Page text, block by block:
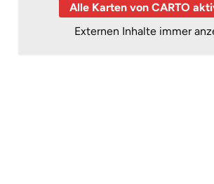
Alle Karten von CARTO
Externen Inhalte immer